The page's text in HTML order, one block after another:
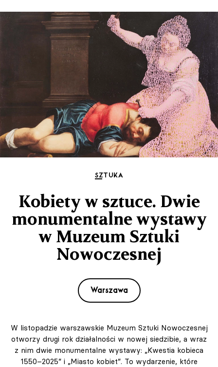
SZTUKA
Kobiety w sztuce. Dwie
monumentalne wystawy
w Muzeum Sztuki
Nowoczesnej
Warszawa
W listopadzie warszawskie Muzeum Sztuki Nowoczesnej
otworzy drugi rok działalności w nowej siedzibie, a wraz
z nim dwie monumentalne wystawy: „Kwestia kobieca
1550–2025” i „Miasto kobiet”. To wydarzenie, które